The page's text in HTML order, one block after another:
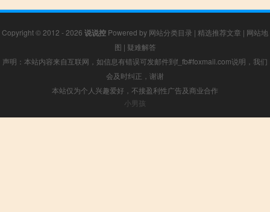
Copyright © 2012 - 2026 说说控 Powered by 网站分类目录 | 精选推荐文章 | 网站地
图 | 疑难解答
声明：本站内容来自互联网，如信息有错误可发邮件到f_fb#foxmail.com说明，我们
会及时纠正，谢谢
本站仅为个人兴趣爱好，不接盈利性广告及商业合作
小男孩